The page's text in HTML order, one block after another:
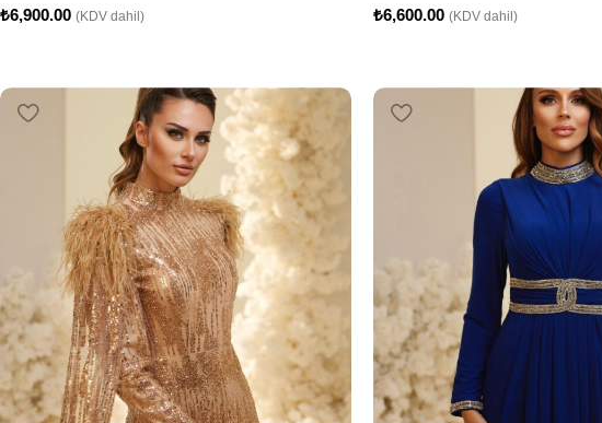
₺6,900.00 (KDV dahil) ₺6,600.00 (KDV dahil)